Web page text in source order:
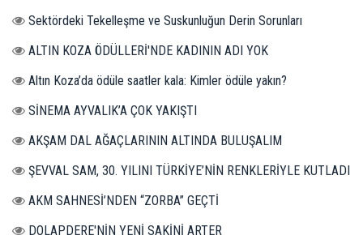
Sektördeki Tekelleşme ve Suskunluğun Derin Sorunları
ALTIN KOZA ÖDÜLLERİ'NDE KADININ ADI YOK
Altın Koza’da ödüle saatler kala: Kimler ödüle yakın?
SİNEMA AYVALIK’A ÇOK YAKIŞTI
AKŞAM DAL AĞAÇLARININ ALTINDA BULUŞALIM
ŞEVVAL SAM, 30. YILINI TÜRKİYE’NİN RENKLERİYLE KUTLADI
AKM SAHNESİ’NDEN “ZORBA” GEÇTİ
DOLAPDERE'NİN YENİ SAKİNİ ARTER